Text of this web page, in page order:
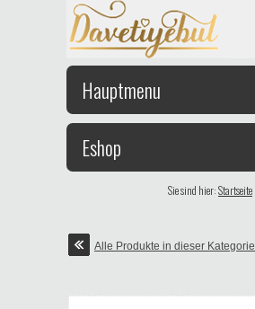
Hauptmenu
Eshop
Sie sind hier:Startseite
Alle Produkte in dieser Kategorie